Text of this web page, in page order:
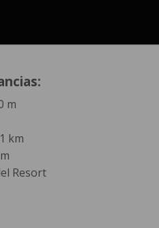
m
km
Resort